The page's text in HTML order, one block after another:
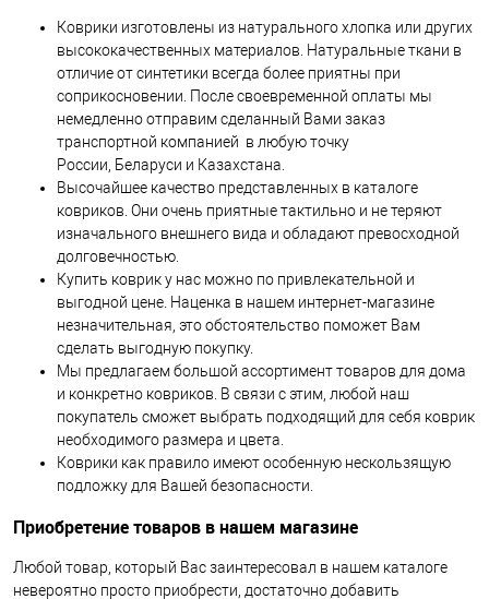
Коврики изготовлены из натурального хлопка или других
высококачественных материалов. Натуральные ткани в
отличие от синтетики всегда более приятны при
соприкосновении. После своевременной оплаты мы
немедленно отправим сделанный Вами заказ
транспортной компанией в любую точку
России, Беларуси и Казахстана.
Высочайшее качество представленных в каталоге
ковриков. Они очень приятные тактильно и не теряют
изначального внешнего вида и обладают превосходной
долговечностью.
Купить коврик у нас можно по привлекательной и
выгодной цене. Наценка в нашем интернет-магазине
незначительная, это обстоятельство поможет Вам
сделать выгодную покупку.
Мы предлагаем большой ассортимент товаров для дома
и конкретно ковриков. В связи с этим, любой наш
покупатель сможет выбрать подходящий для себя коврик
необходимого размера и цвета.
Коврики как правило имеют особенную нескользящую
подложку для Вашей безопасности.
Приобретение товаров в нашем магазине
Любой товар, который Вас заинтересовал в нашем каталоге
невероятно просто приобрести, достаточно добавить